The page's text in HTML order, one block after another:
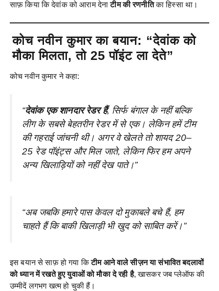
साफ़ किया कि देवांक को आराम देनाटीम की रणनीतिका हिस्सा था।
कोच नवीन कुमार का बयान: “देवांक को
मौका मिलता, तो 25 पॉइंट ला देते”
कोच नवीन कुमार ने कहा:
“देवांक एक शानदार रेडर हैं, सिर्फ बंगाल के नहीं बल्कि
लीग के सबसे बेहतरीन रेडर में से एक। लेकिन हमें टीम
की गहराई जांचनी थी। अगर वे खेलते तो शायद 20–
25 रेड पॉइंट्स और मिल जाते, लेकिन फिर हम अपने
अन्य खिलाड़ियों को नहीं देख पाते।”
“अब जबकि हमारे पास केवल दो मुकाबले बचे हैं, हम
चाहते हैं कि बाकी खिलाड़ी भी खुद को साबित करें।”
इस बयान से साफ़ हो गया किटीम आने वाले सीज़न या संभावित बदलावों
को ध्यान में रखते हुए युवाओं को मौका दे रही है, खासकर जब प्लेऑफ की
उम्मीदें लगभग खत्म हो चुकी हैं।